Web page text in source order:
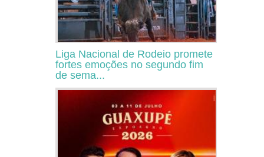
Liga Nacional de Rodeio promete
fortes emoções no segundo fim
de sema...